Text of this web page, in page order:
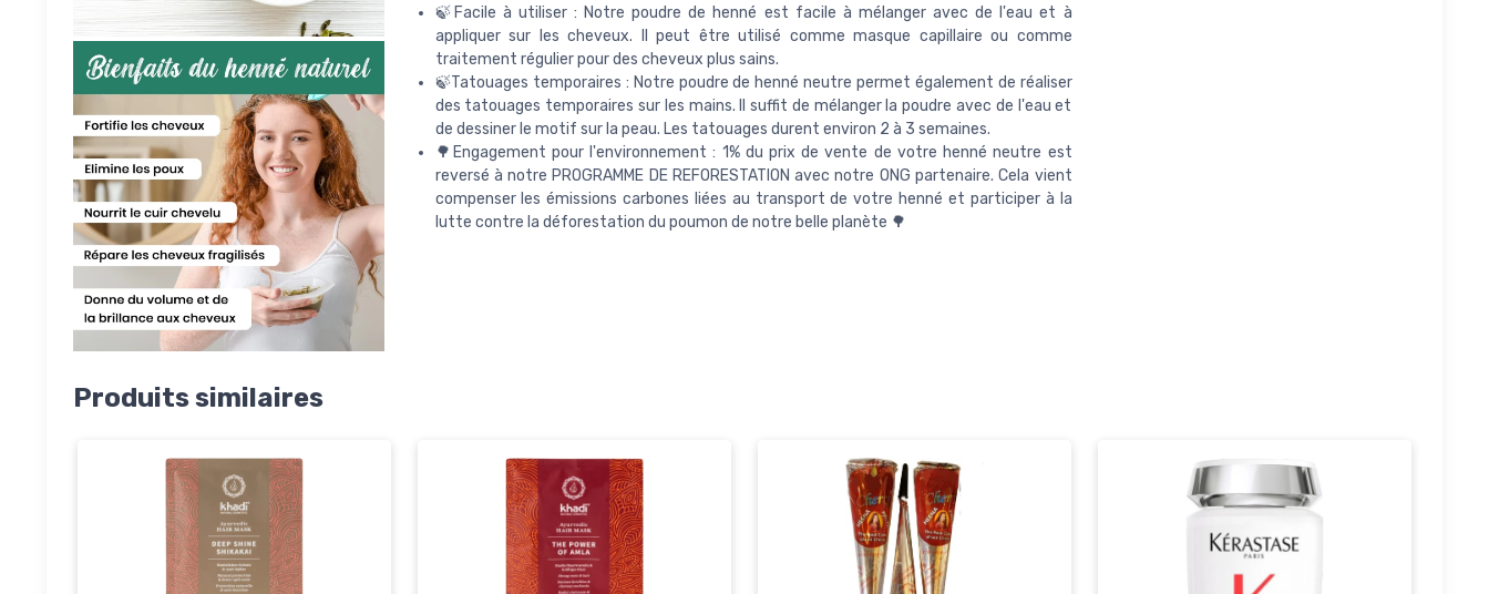
🍃Facile à utiliser : Notre poudre de henné est facile à mélanger avec de l'eau et à
appliquer sur les cheveux. Il peut être utilisé comme masque capillaire ou comme
traitement régulier pour des cheveux plus sains.
🍃Tatouages temporaires : Notre poudre de henné neutre permet également de réaliser
des tatouages temporaires sur les mains. Il suffit de mélanger la poudre avec de l'eau et
de dessiner le motif sur la peau. Les tatouages durent environ 2 à 3 semaines.
🌳Engagement pour l'environnement : 1% du prix de vente de votre henné neutre est
reversé à notre PROGRAMME DE REFORESTATION avec notre ONG partenaire. Cela vient
compenser les émissions carbones liées au transport de votre henné et participer à la
lutte contre la déforestation du poumon de notre belle planète 🌳
Produits similaires